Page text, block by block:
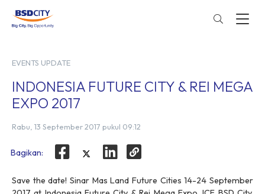
EVENTS UPDATE
INDONESIA FUTURE CITY & REI MEGA
EXPO 2017
Rabu, 13 September 2017 pukul 09:12
Bagikan:
Save the date! Sinar Mas Land Future Cities 14-24 September